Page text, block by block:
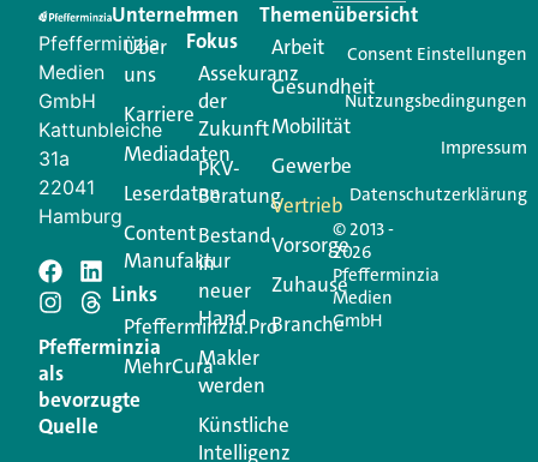
Pfefferminzia
Medien
GmbH
Kattunbleiche
31a
22041
Hamburg
Pfefferminzia
als
bevorzugte
Quelle
Unternehmen
Über
uns
Karriere
Mediadaten
Leserdaten
Content
Manufaktur
Links
Pfefferminzia.Pro
MehrCura
Im
Fokus
Assekuranz
der
Zukunft
PKV-
Beratung
Bestand
in
neuer
Hand
Makler
werden
Künstliche
Intelligenz
Themenübersicht
Arbeit
Gesundheit
Mobilität
Gewerbe
Vertrieb
Vorsorge
Zuhause
Branche
© 2013 -
2026
Pfefferminzia
Medien
GmbH
Consent Einstellungen
Nutzungsbedingungen
Impressum
Datenschutzerklärung